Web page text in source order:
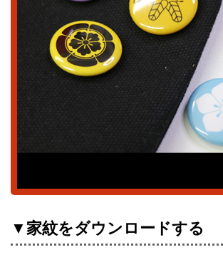
▼家紋をダウンロードする